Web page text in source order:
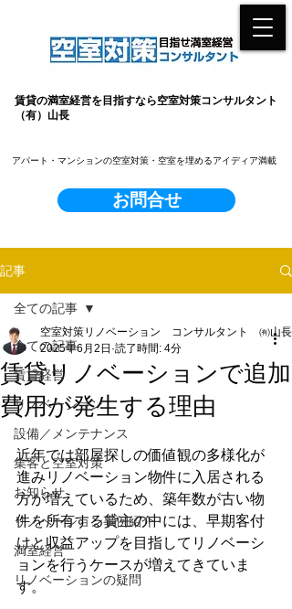
賃貸の満室経営を目指すなら空室対策コンサルタント
（有）山長
お問合せ
​アパート・マンションの空室対策・空室を埋めるアイディア満載
記事
全ての記事
賃貸経営
リノベーション
設備／メンテナンス
集客と空室対策
お知らせ
リノベーション事例紹介
満室経営
リノベーションの疑問
全ての記事
賃貸リノベーションで追加
費用が発生する理由
空室対策リノベーション コンサルタント ㈲山長
2025年6月2日 読了時間: 4分
近年では部屋探しの価値観の多様化が
進みリノベーション物件に入居される
方が増えているため、築年数が古い物
件を所有する貸主の中には、早期客付
けと収益アップを目指してリノベーシ
ョンを行うケースが増えてきていま
す。